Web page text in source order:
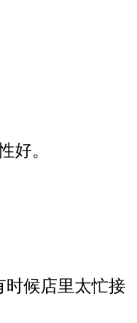
好。
时候店里太忙接